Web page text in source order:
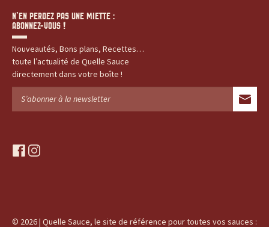
N’EN PERDEZ PAS UNE MIETTE :
ABONNEZ-VOUS !
Nouveautés, Bons plans, Recettes…
toute l’actualité de Quelle Sauce
directement dans votre boîte !
f
© 2026 | Quelle Sauce, le site de référence pour toutes vos sauces :